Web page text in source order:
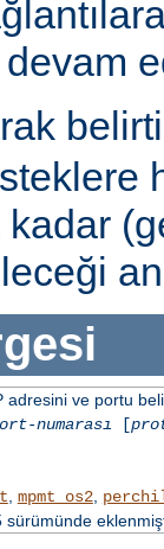
kadar
adresini ve portu
numarası [
mpmt_os2,